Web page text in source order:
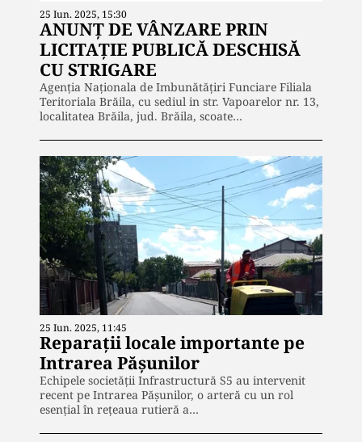
25 Iun. 2025, 15:30
ANUNŢ DE VÂNZARE PRIN
LICITAŢIE PUBLICĂ DESCHISĂ
CU STRIGARE
Agenţia Naţionala de Imbunătăţiri Funciare Filiala
Teritoriala Brăila, cu sediul in str. Vapoarelor nr. 13,
localitatea Brăila, jud. Brăila, scoate…
25 Iun. 2025, 11:45
Reparații locale importante pe
Intrarea Pășunilor
Echipele societății Infrastructură S5 au intervenit
recent pe Intrarea Pășunilor, o arteră cu un rol
esențial în rețeaua rutieră a…